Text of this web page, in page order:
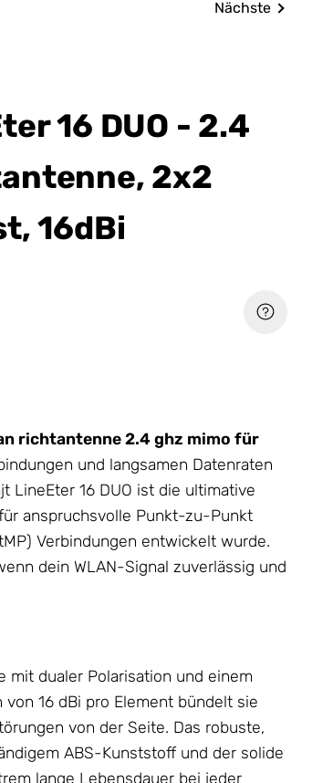
Nächste
16 DUO - 2.4
2x2
16dBi
richtantenne 2.4 ghz mimo für
und langsamen Datenraten
LineEter 16 DUO ist die ultimative
anspruchsvolle Punkt-zu-Punkt
Verbindungen entwickelt wurde.
dein WLAN-Signal zuverlässig und
mit dualer Polarisation und einem
16 dBi pro Element bündelt sie
von der Seite. Das robuste,
ABS-Kunststoff und der solide
lange Lebensdauer bei jeder